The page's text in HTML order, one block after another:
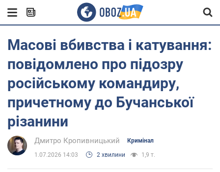
Масові вбивства і катування:
повідомлено про підозру
російському командиру,
причетному до Бучанської
різанини
Дмитро Кропивницький Кримінал
1.07.2026 14:03 2 хвилини 1,9 т.